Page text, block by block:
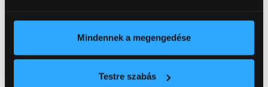
Mindennek a megengedése
Testre szabás
A koncepcióautó neve –Savane– egy korábbi
különkiadás előtt is tiszteleg, amely a 80-as